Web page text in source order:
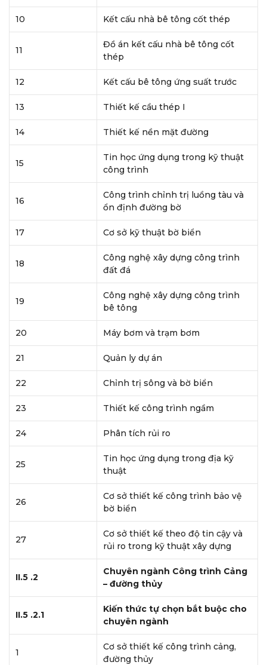
10 Kết cấu nhà bê tông cốt thép
11
Đồ án kết cấu nhà bê tông cốt
thép
12 Kết cấu bê tông ứng suất trước
13 Thiết kế cầu thép I
14 Thiết kế nền mặt đường
15
Tin học ứng dụng trong kỹ thuật
công trình
16
Công trình chỉnh trị luồng tàu và
ổn định đường bờ
17 Cơ sở kỹ thuật bờ biển
18
Công nghệ xây dựng công trình
đất đá
19
Công nghệ xây dựng công trình
bê tông
20 Máy bơm và trạm bơm
21 Quản ly dự án
22 Chỉnh trị sông và bờ biển
23 Thiết kế công trình ngầm
24 Phân tích rủi ro
25
Tin học ứng dụng trong địa kỹ
thuật
26
Cơ sở thiết kế công trình bảo vệ
bờ biển
27
Cơ sở thiết kế theo độ tin cậy và
rủi ro trong kỹ thuật xây dựng
II.5 .2
Chuyên ngành Công trình Cảng
– đường thủy
II.5 .2.1
Kiến thức tự chọn bắt buộc cho
chuyên ngành
1
Cơ sở thiết kế công trình cảng,
đường thủy